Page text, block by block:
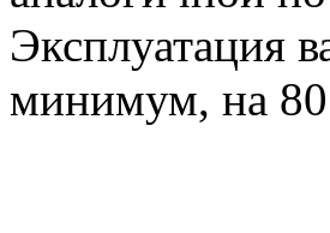
Эксплуатация
минимум, на